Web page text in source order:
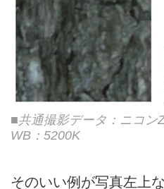
■共通撮影データ：ニコ
WB：5200K
そのいい例が写真左上